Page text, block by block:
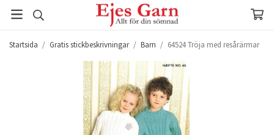
Startsida / Gratis stickbeskrivningar / Barn / 64524 Tröja med resårärmar